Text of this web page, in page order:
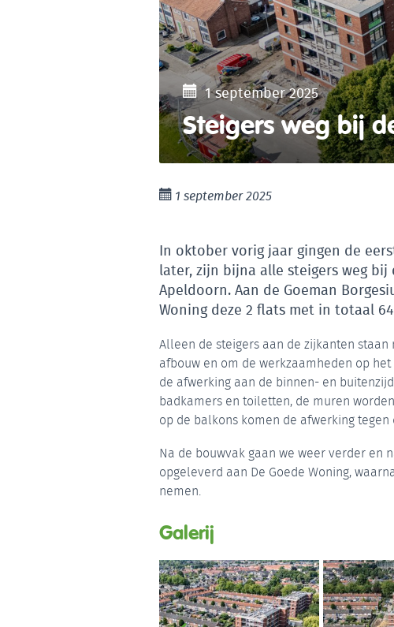
1 september 2025
Steigers weg bij
1 september 2025
In oktober vorig jaar gingen de
later, zijn bijna alle steigers weg
Apeldoorn. Aan de Goeman
Woning deze 2 flats met in totaal
Alleen de steigers aan de zijkanten
afbouw en om de werkzaamheden op
de afwerking aan de binnen- en
badkamers en toiletten, de muren
op de balkons komen de afwerking
Na de bouwvak gaan we weer verder en
opgeleverd aan De Goede Woning,
nemen.
Galerij